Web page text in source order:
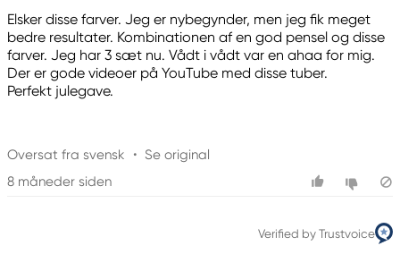
4150 1ST Ave S Seattle, WA
98134-2302 United States
Elsker disse farver. Jeg er nybegynder, men jeg fik meget
bedre resultater. Kombinationen af en god pensel og disse
farver. Jeg har 3 sæt nu. Vådt i vådt var en ahaa for mig.
Der er gode videoer på YouTube med disse tuber.
Perfekt julegave.
Oversat fra svensk • Se original
8 måneder siden
Verified by Trustvoice